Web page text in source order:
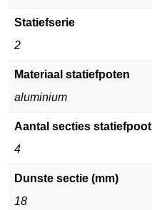
Statiefserie
2
Materiaal statiefpoten
aluminium
Aantal secties statiefpoot
4
Dunste sectie (mm)
18